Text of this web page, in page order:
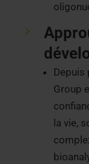
Depuis
Group
la vie,